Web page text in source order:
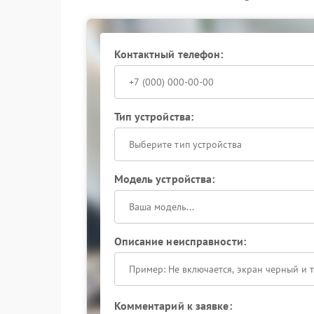
очистите внешние контакты и
Если перечисленные меры не помогли,
Специалисты сервиса FIX-JVC проведут
позволит избежать более серьезных поломок
Контактный телефон:
Тип устройства:
Выберите тип устройства
Модель устройства:
Описание неисправности:
Комментарий к заявке: